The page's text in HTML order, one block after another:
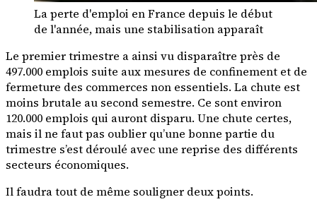
La perte d'emploi en France depuis le début
de l'année, mais une stabilisation apparaît
Le premier trimestre a ainsi vu disparaître près de
497.000 emplois suite aux mesures de confinement et de
fermeture des commerces non essentiels. La chute est
moins brutale au second semestre. Ce sont environ
120.000 emplois qui auront disparu. Une chute certes,
mais il ne faut pas oublier qu’une bonne partie du
trimestre s’est déroulé avec une reprise des différents
secteurs économiques.
Il faudra tout de même souligner deux points.